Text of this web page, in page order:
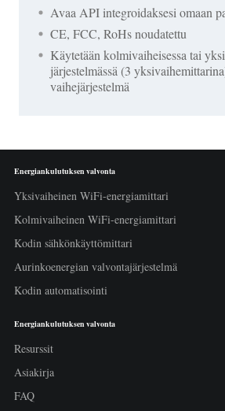
Avaa API integroidaksesi omaan
CE, FCC, RoHs noudatettu
Käytetään kolmivaiheisessa tai
järjestelmässä (3
vaihejärjestelmä
Energiankulutuksen valvonta
Yksivaiheinen WiFi-energiamittari
Kolmivaiheinen WiFi-energiamittari
Kodin sähkönkäyttömittari
Aurinkoenergian valvontajärjestelmä
Kodin automatisointi
Energiankulutuksen valvonta
Resurssit
Asiakirja
FAQ